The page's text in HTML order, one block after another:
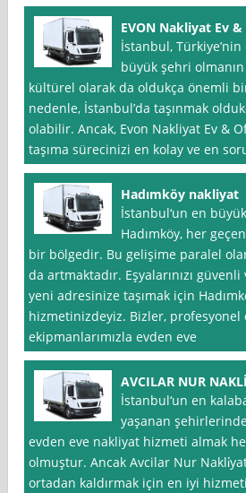
EVON Nakliyat Ev &
İstanbul, Türkiye’nin
büyük şehri olmanın
kültürel olarak da oldukça önemli
nedenle, İstanbul’da taşınmak
olabilir. Ancak, Evon Nakliyat Ev &
taşıma sürecinizi en kolay ve en
Hadımköy nakliyat
İstanbul‘un en
Hadımköy, her
bir bölgedir. Bu gelişime paralel
da artmaktadır. Eşyalarınızı
yeni adresinize taşımak için
hizmetinizdeyiz. Bizler, profesyonel
ekipmanlarımızla evden eve
AVCILAR NUR
İstanbul‘un en
yaşanan
evden eve nakliyat hizmeti almak
olmuştur. Ancak Avcilar Nur
ortadan kaldırmak için en iyi